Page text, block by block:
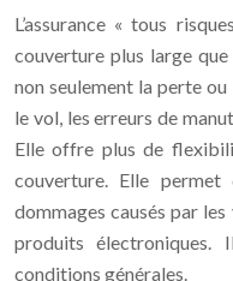
L’assurance « tous
couverture plus large que
non seulement la perte
le vol, les erreurs de
Elle offre plus de
couverture. Elle permet
dommages causés par
produits
conditions générales.